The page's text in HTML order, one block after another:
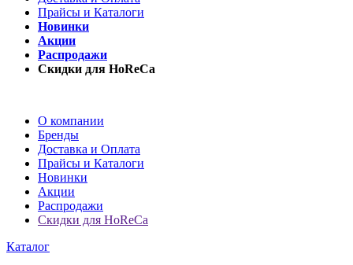
Прайсы и Каталоги
Новинки
Акции
Распродажи
Скидки для HoReCa
О компании
Бренды
Доставка и Оплата
Прайсы и Каталоги
Новинки
Акции
Распродажи
Скидки для HoReCa
Каталог